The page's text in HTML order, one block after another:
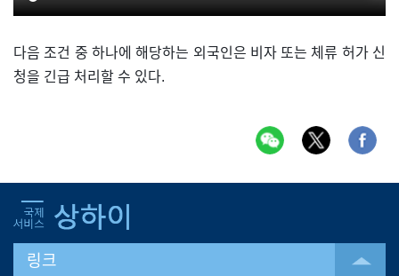
다음 조건 중 하나에 해당하는 외국인은 비자 또는 체류 허가 신
청을 긴급 처리할 수 있다.
링크